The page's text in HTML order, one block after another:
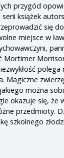
przygód
książek
się
miejsce w
Mortimer
Magiczne
można
okazuje się, że
przedmioty.
szkolnego